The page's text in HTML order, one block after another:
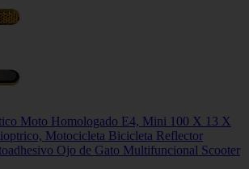
Moto Homologado E4, Mini 100 X 13 X
Motocicleta Bicicleta Reflector
Ojo de Gato Multifuncional Scooter